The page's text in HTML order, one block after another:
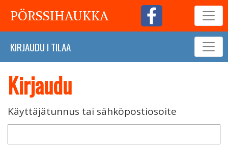
PÖRSSIHAUKKA
KIRJAUDU I TILAA
Kirjaudu
Käyttäjätunnus tai sähköpostiosoite